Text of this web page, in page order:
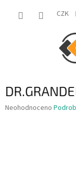
CZK
Průměrné
Neohodnoceno